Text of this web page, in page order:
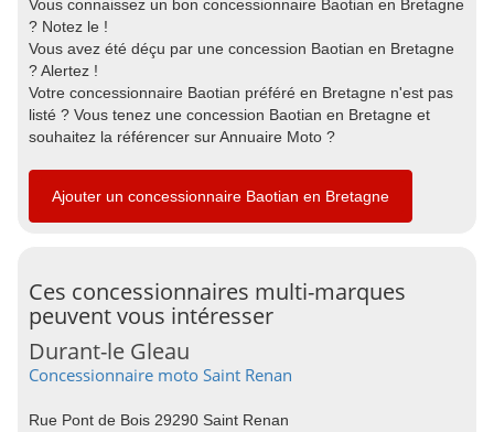
Vous connaissez un bon concessionnaire Baotian en Bretagne
? Notez le !
Vous avez été déçu par une concession Baotian en Bretagne
? Alertez !
Votre concessionnaire Baotian préféré en Bretagne n'est pas
listé ? Vous tenez une concession Baotian en Bretagne et
souhaitez la référencer sur Annuaire Moto ?
Ajouter un concessionnaire Baotian en Bretagne
Ces concessionnaires multi-marques
peuvent vous intéresser
Durant-le Gleau
Concessionnaire moto Saint Renan
Rue Pont de Bois 29290 Saint Renan